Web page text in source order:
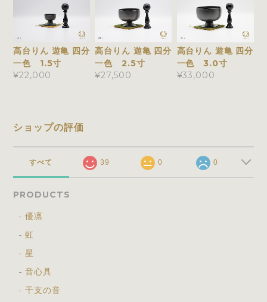
高台りん 遊亀 四分
一色 1.5寸
¥22,000
高台りん 遊亀 四分
一色 2.5寸
¥27,500
高台りん 遊亀 四分
一色 3.0寸
¥33,000
ショップの評価
すべて 39 0 0
PRODUCTS
優凛
虹
星
音心具
干支の音